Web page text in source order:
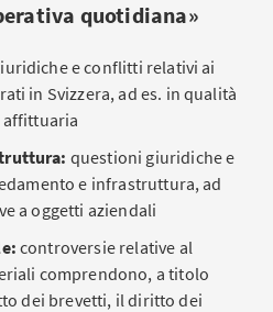
quotidiana»
e conflitti relativi ai
in Svizzera, ad es. in qualità
affittuaria
questioni giuridiche e
e infrastruttura, ad
a oggetti aziendali
controversie relative al
comprendono, a titolo
dei brevetti, il diritto dei